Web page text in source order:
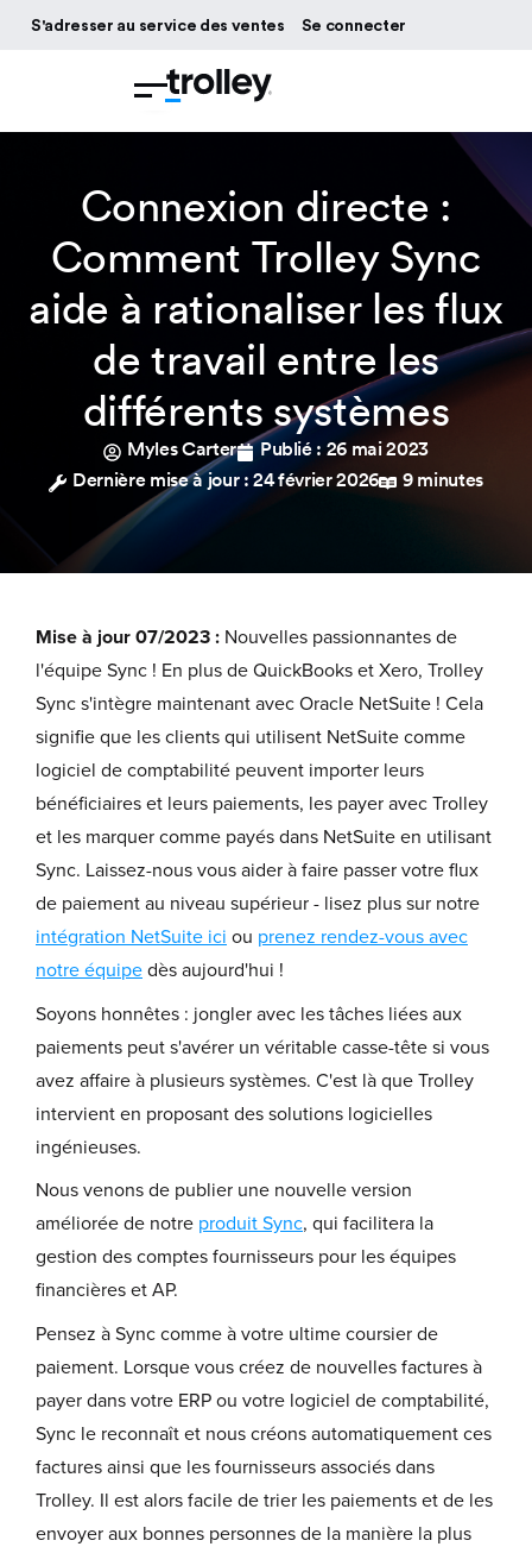
S'adresser au service des ventes Se connecter
Connexion directe :
Comment Trolley Sync
aide à rationaliser les flux
de travail entre les
différents systèmes
Myles Carter Publié : 26 mai 2023
Dernière mise à jour : 24 février 2026
9 minutes
Mise à jour 07/2023 : Nouvelles passionnantes de
l'équipe Sync ! En plus de QuickBooks et Xero, Trolley
Sync s'intègre maintenant avec Oracle NetSuite ! Cela
signifie que les clients qui utilisent NetSuite comme
logiciel de comptabilité peuvent importer leurs
bénéficiaires et leurs paiements, les payer avec Trolley
et les marquer comme payés dans NetSuite en utilisant
Sync. Laissez-nous vous aider à faire passer votre flux
de paiement au niveau supérieur - lisez plus sur notre
intégration NetSuite ici ou prenez rendez-vous avec
notre équipe dès aujourd'hui !
Soyons honnêtes : jongler avec les tâches liées aux
paiements peut s'avérer un véritable casse-tête si vous
avez affaire à plusieurs systèmes. C'est là que Trolley
intervient en proposant des solutions logicielles
ingénieuses.
Nous venons de publier une nouvelle version
améliorée de notre produit Sync, qui facilitera la
gestion des comptes fournisseurs pour les équipes
financières et AP.
Pensez à Sync comme à votre ultime coursier de
paiement. Lorsque vous créez de nouvelles factures à
payer dans votre ERP ou votre logiciel de comptabilité,
Sync le reconnaît et nous créons automatiquement ces
factures ainsi que les fournisseurs associés dans
Trolley. Il est alors facile de trier les paiements et de les
envoyer aux bonnes personnes de la manière la plus